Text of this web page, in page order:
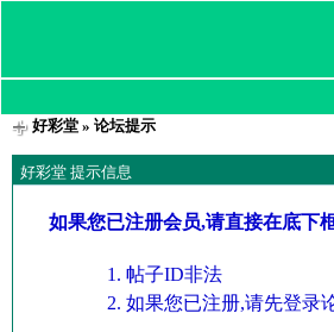
好彩堂» 论坛提示
好彩堂 提示信息
如果您已注册会员,请直接在底下
帖子ID非法
如果您已注册,请先登录